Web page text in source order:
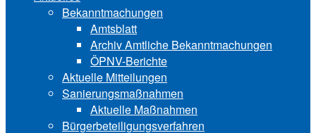
Bekanntmachungen
Amtsblatt
Archiv Amtliche Bekanntmachungen
ÖPNV-Berichte
Aktuelle Mitteilungen
Sa‍ni‍erungs‍maß‍nah‍men
Aktuelle Maßnahmen
Bürgerbeteiligungsverfahren